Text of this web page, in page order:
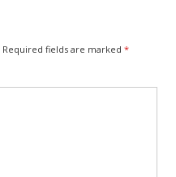
Required fields are marked *